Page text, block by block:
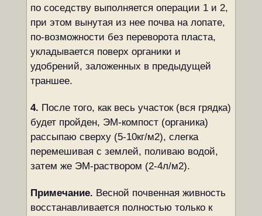
по соседству выполняется операции 1 и 2,
при этом вынутая из нее почва на лопате,
по-возможности без переворота пласта,
укладывается поверх органики и
удобрений, заложенных в предыдущей
траншее.
4. После того, как весь участок (вся грядка)
будет пройден, ЭМ-компост (органика)
рассыпаю сверху (5-10кг/м2), слегка
перемешивая с землей, поливаю водой,
затем же ЭМ-раствором (2-4л/м2).
Примечание. Весной почвенная живность
восстанавливается полностью только к